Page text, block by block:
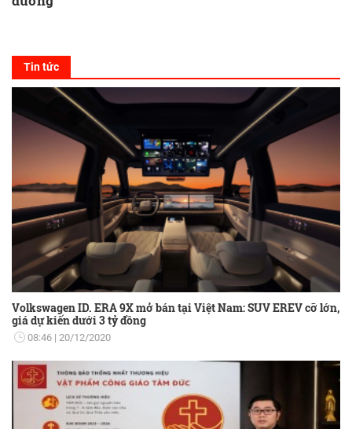
Tin tức
Volkswagen ID. ERA 9X mở bán tại Việt Nam: SUV EREV cỡ lớn,
giá dự kiến dưới 3 tỷ đồng
08:46 20/12/2020